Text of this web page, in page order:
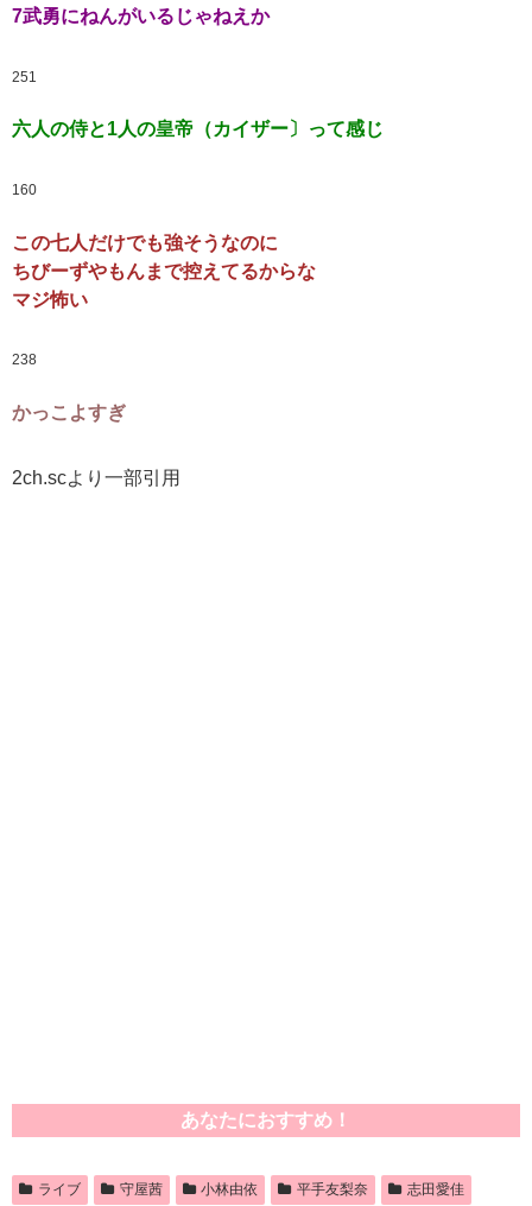
7武勇にねんがいるじゃねえか
251
六人の侍と1人の皇帝（カイザー〕って感じ
160
この七人だけでも強そうなのに
ちびーずやもんまで控えてるからな
マジ怖い
238
かっこよすぎ
2ch.scより一部引用
あなたにおすすめ！
ライブ 守屋茜 小林由依 平手友梨奈
志田愛佳